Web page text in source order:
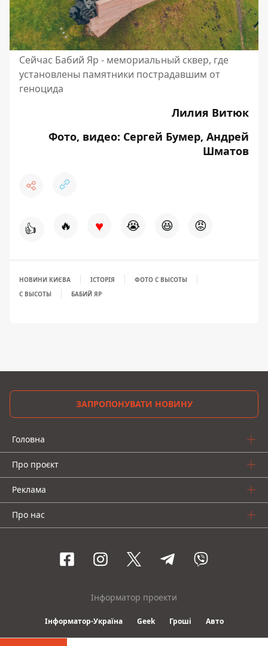
Сейчас Бабий Яр - мемориальный сквер, где
установлены памятники пострадавшим от
геноцида
Лилия Витюк
Фото, видео: Сергей Бумер, Андрей
Шматов
👍 🔥 ♥ 😭 😆 😡
НОВИНИ КИЄВА ІСТОРІЯ
ФОТО С ВЫСОТЫ
С ВЫСОТЫ
БАБИЙ ЯР
ЗАПРОПОНУВАТИ НОВИНУ
Головна
Про проєкт
Реклама
Про нас
Інформатор проекти
Інформатор-Україна Geek Гроші Авто